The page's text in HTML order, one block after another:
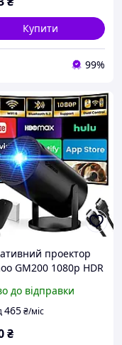
Купити
99%
проектор
GM200 1080p HDR
з мишею та
до відправки
465₴/міс
₴